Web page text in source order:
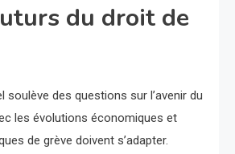
du droit de
soulève des questions sur l’avenir du
les évolutions économiques et
de grève doivent s’adapter.